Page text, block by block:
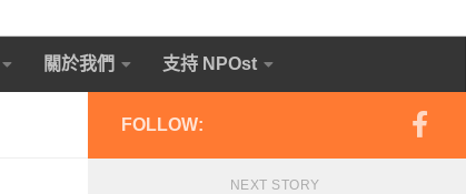
關於我們 支持 NPOst
FOLLOW:
NEXT STORY